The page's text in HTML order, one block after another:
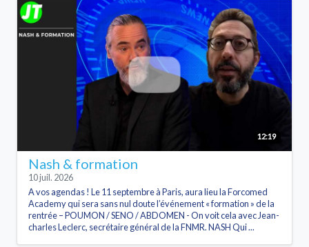
12:19
Nash & formation
10 juil. 2026
A vos agendas ! Le 11 septembre à Paris, aura lieu la Forcomed
Academy qui sera sans nul doute l’événement « formation » de la
rentrée – POUMON / SENO / ABDOMEN - On voit cela avec Jean-
charles Leclerc, secrétaire général de la FNMR. NASH Qui ...